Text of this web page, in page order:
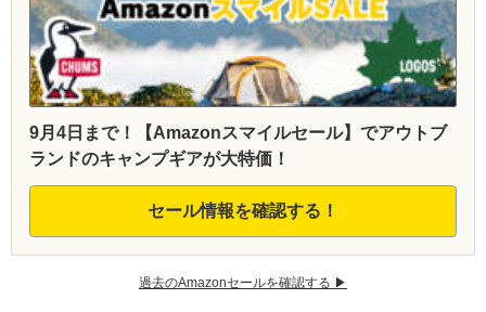
9月4日まで！【Amazonスマイルセール】でアウトブ
ランドのキャンプギアが大特価！
セール情報を確認する！
過去のAmazonセールを確認する ▶︎